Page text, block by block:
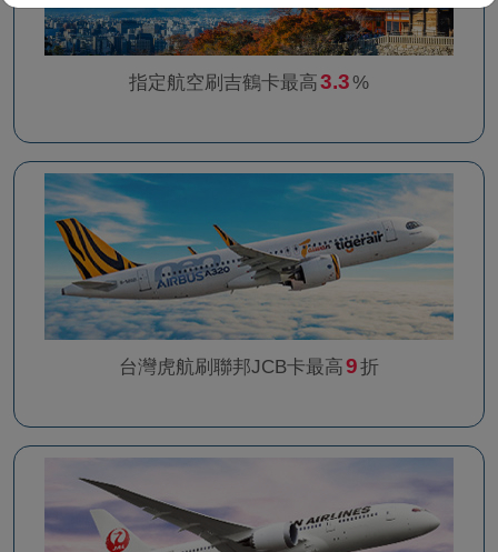
指定航空刷吉鶴卡最高3.3%
台灣虎航刷聯邦JCB卡最高9折